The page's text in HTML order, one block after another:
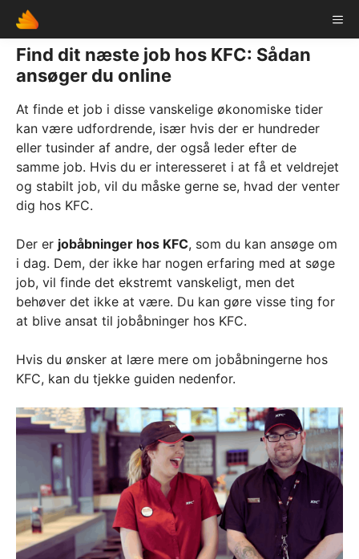
Skip
content
Find dit næste job hos KFC: Sådan
ansøger du online
At finde et job i disse vanskelige økonomiske tider
kan være udfordrende, især hvis der er hundreder
eller tusinder af andre, der også leder efter de
samme job. Hvis du er interesseret i at få et veldrejet
og stabilt job, vil du måske gerne se, hvad der venter
dig hos KFC.
Der er jobåbninger hos KFC, som du kan ansøge om
i dag. Dem, der ikke har nogen erfaring med at søge
job, vil finde det ekstremt vanskeligt, men det
behøver det ikke at være. Du kan gøre visse ting for
at blive ansat til jobåbninger hos KFC.
Hvis du ønsker at lære mere om jobåbningerne hos
KFC, kan du tjekke guiden nedenfor.